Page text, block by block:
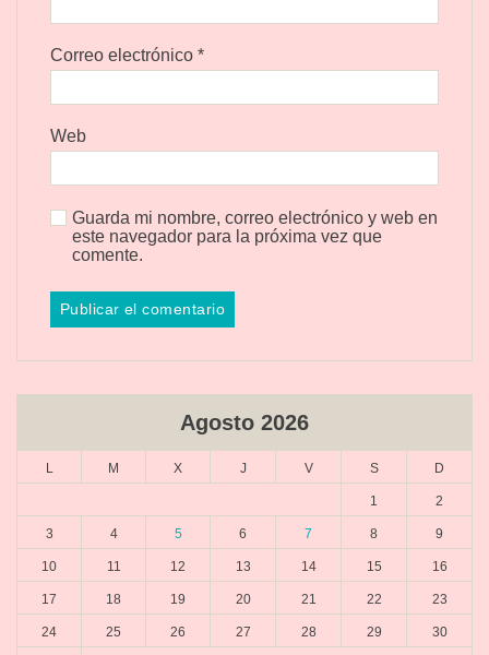
Correo electrónico *
Web
Guarda mi nombre, correo electrónico y web en
este navegador para la próxima vez que
comente.
Agosto 2026
L M X J V S D
1 2
3 4 5 6 7 8 9
10 11 12 13 14 15 16
17 18 19 20 21 22 23
24 25 26 27 28 29 30